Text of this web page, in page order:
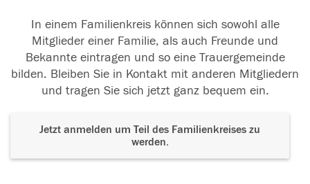
In einem Familienkreis können sich sowohl alle
Mitglieder einer Familie, als auch Freunde und
Bekannte eintragen und so eine Trauergemeinde
bilden. Bleiben Sie in Kontakt mit anderen Mitgliedern
und tragen Sie sich jetzt ganz bequem ein.
Jetzt anmelden um Teil des Familienkreises zu
werden.